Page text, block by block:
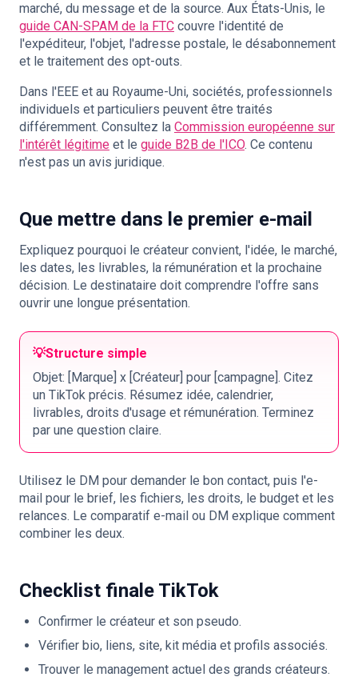
marché, du message et de la source. Aux États-Unis, le
guide CAN-SPAM de la FTC couvre l'identité de
l'expéditeur, l'objet, l'adresse postale, le désabonnement
et le traitement des opt-outs.
Dans l'EEE et au Royaume-Uni, sociétés, professionnels
individuels et particuliers peuvent être traités
différemment. Consultez la Commission européenne sur
l'intérêt légitime et le guide B2B de l'ICO. Ce contenu
n'est pas un avis juridique.
Que mettre dans le premier e-mail
Expliquez pourquoi le créateur convient, l'idée, le marché,
les dates, les livrables, la rémunération et la prochaine
décision. Le destinataire doit comprendre l'offre sans
ouvrir une longue présentation.
💡Structure simple
Objet: [Marque] x [Créateur] pour [campagne]. Citez
un TikTok précis. Résumez idée, calendrier,
livrables, droits d'usage et rémunération. Terminez
par une question claire.
Utilisez le DM pour demander le bon contact, puis l'e-
mail pour le brief, les fichiers, les droits, le budget et les
relances. Le comparatif e-mail ou DM explique comment
combiner les deux.
Checklist finale TikTok
Confirmer le créateur et son pseudo.
Vérifier bio, liens, site, kit média et profils associés.
Trouver le management actuel des grands créateurs.